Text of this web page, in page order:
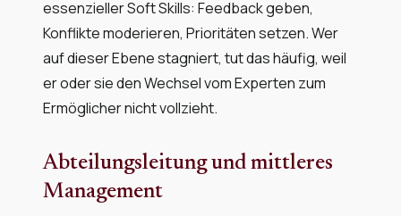
essenzieller Soft Skills: Feedback geben,
Konflikte moderieren, Prioritäten setzen. Wer
auf dieser Ebene stagniert, tut das häufig, weil
er oder sie den Wechsel vom Experten zum
Ermöglicher nicht vollzieht.
Abteilungsleitung und mittleres
Management